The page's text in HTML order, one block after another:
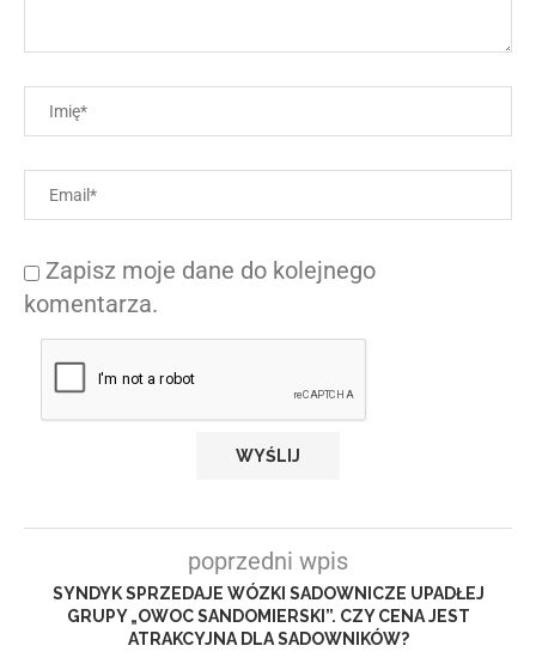
Zapisz moje dane do kolejnego
komentarza.
poprzedni wpis
SYNDYK SPRZEDAJE WÓZKI SADOWNICZE UPADŁEJ
GRUPY „OWOC SANDOMIERSKI”. CZY CENA JEST
ATRAKCYJNA DLA SADOWNIKÓW?